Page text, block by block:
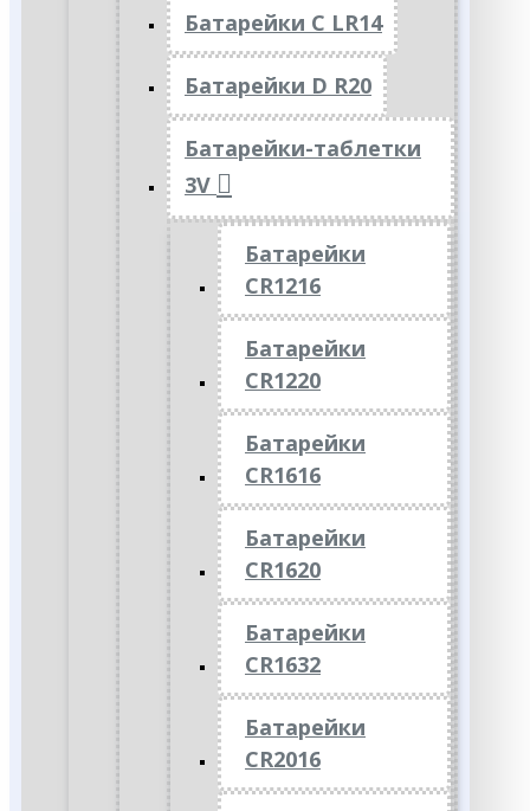
Батарейки C LR14
Батарейки D R20
Батарейки-таблетки
3V
Батарейки
CR1216
Батарейки
CR1220
Батарейки
CR1616
Батарейки
CR1620
Батарейки
CR1632
Батарейки
CR2016